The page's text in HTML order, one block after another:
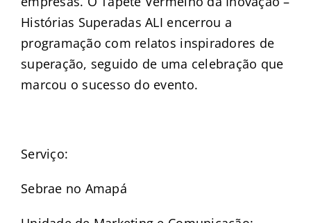
Histórias Superadas ALI encerrou a
programação com relatos inspiradores de
superação, seguido de uma celebração que
marcou o sucesso do evento.
Serviço:
Sebrae no Amapá